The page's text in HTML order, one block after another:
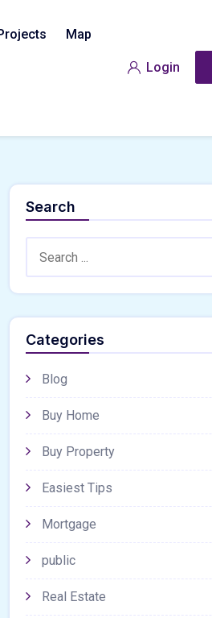
Map
Login
Search
Categories
Blog
Buy Home
Buy Property
Easiest Tips
Mortgage
public
Real Estate